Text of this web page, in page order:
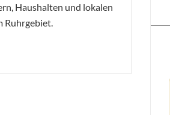
Haushalten und lokalen
Ruhrgebiet.